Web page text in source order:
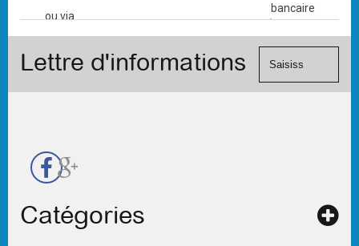
ou via
de
bancaire
(Mastercard,
Visa, ...) et
Lettre d'informations
Catégories